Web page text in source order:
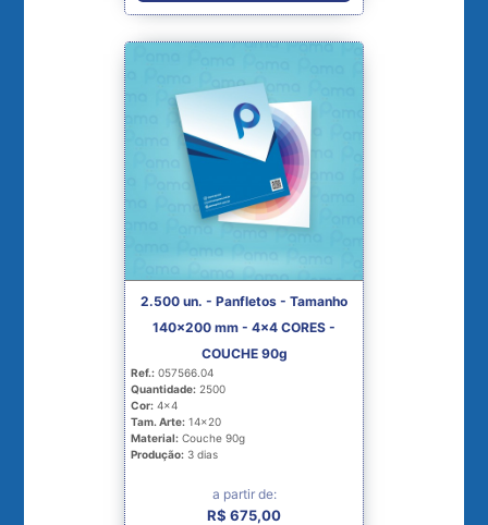
2.500 un. - Panfletos - Tamanho
140x200 mm - 4x4 CORES -
COUCHE 90g
Ref.: 057566.04
Quantidade: 2500
Cor: 4x4
Tam. Arte: 14x20
Material: Couche 90g
Produção: 3 dias
a partir de:
R$ 675,00